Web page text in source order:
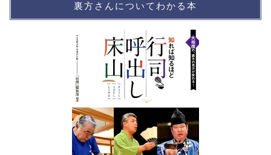
裏方さんについてわかる本